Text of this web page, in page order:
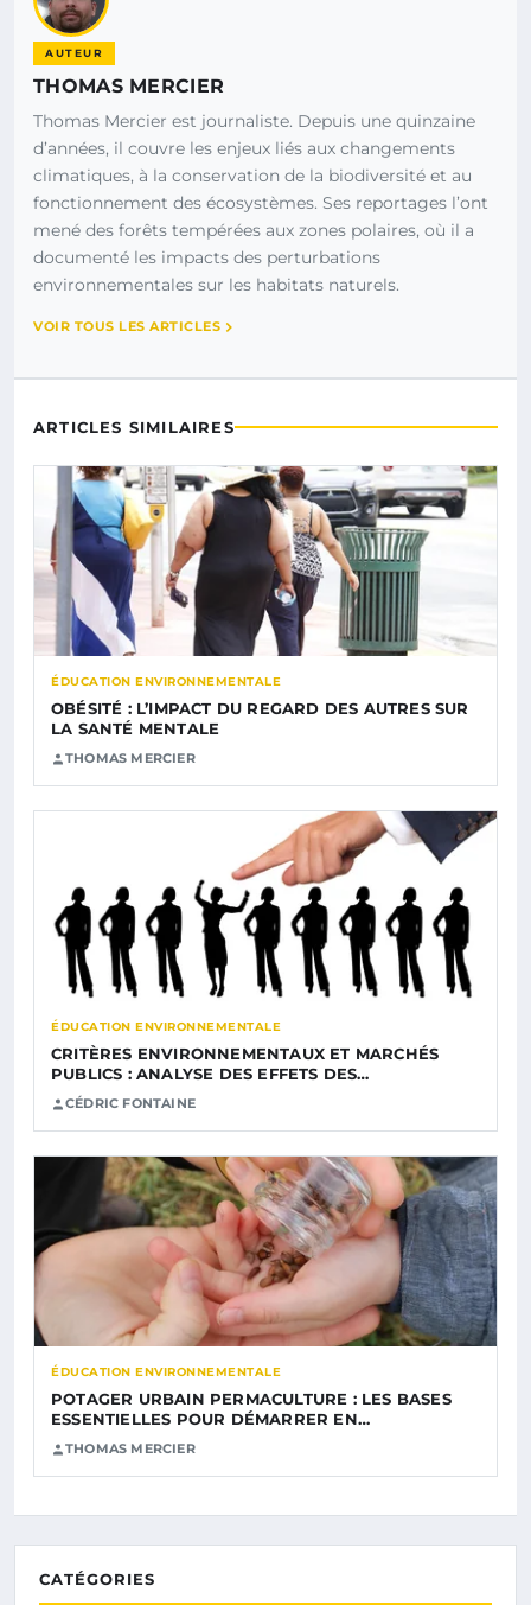
AUTEUR
THOMAS MERCIER
Thomas Mercier est journaliste. Depuis une quinzaine
d’années, il couvre les enjeux liés aux changements
climatiques, à la conservation de la biodiversité et au
fonctionnement des écosystèmes. Ses reportages l’ont
mené des forêts tempérées aux zones polaires, où il a
documenté les impacts des perturbations
environnementales sur les habitats naturels.
VOIR TOUS LES ARTICLES
ARTICLES SIMILAIRES
ÉDUCATION ENVIRONNEMENTALE
OBÉSITÉ : L’IMPACT DU REGARD DES AUTRES SUR
LA SANTÉ MENTALE
THOMAS MERCIER
ÉDUCATION ENVIRONNEMENTALE
CRITÈRES ENVIRONNEMENTAUX ET MARCHÉS
PUBLICS : ANALYSE DES EFFETS DES…
CÉDRIC FONTAINE
ÉDUCATION ENVIRONNEMENTALE
POTAGER URBAIN PERMACULTURE : LES BASES
ESSENTIELLES POUR DÉMARRER EN…
THOMAS MERCIER
CATÉGORIES